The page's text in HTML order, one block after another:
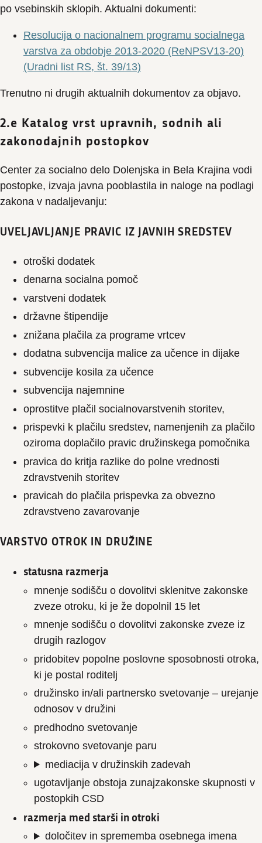
po vsebinskih sklopih. Aktualni dokumenti:
Resolucija o nacionalnem programu socialnega
varstva za obdobje 2013-2020 (ReNPSV13-20)
(Uradni list RS, št. 39/13)
Trenutno ni drugih aktualnih dokumentov za objavo.
2.e Katalog vrst upravnih, sodnih ali
zakonodajnih postopkov
Center za socialno delo Dolenjska in Bela Krajina vodi
postopke, izvaja javna pooblastila in naloge na podlagi
zakona v nadaljevanju:
UVELJAVLJANJE PRAVIC IZ JAVNIH SREDSTEV
otroški dodatek
denarna socialna pomoč
varstveni dodatek
državne štipendije
znižana plačila za programe vrtcev
dodatna subvencija malice za učence in dijake
subvencije kosila za učence
subvencija najemnine
oprostitve plačil socialnovarstvenih storitev,
prispevki k plačilu sredstev, namenjenih za plačilo
oziroma doplačilo pravic družinskega pomočnika
pravica do kritja razlike do polne vrednosti
zdravstvenih storitev
pravicah do plačila prispevka za obvezno
zdravstveno zavarovanje
VARSTVO OTROK IN DRUŽINE
statusna razmerja
mnenje sodišču o dovolitvi sklenitve zakonske
zveze otroku, ki je že dopolnil 15 let
mnenje sodišču o dovolitvi zakonske zveze iz
drugih razlogov
pridobitev popolne poslovne sposobnosti otroka,
ki je postal roditelj
družinsko in/ali partnersko svetovanje – urejanje
odnosov v družini
predhodno svetovanje
strokovno svetovanje paru
mediacija v družinskih zadevah
ugotavljanje obstoja zunajzakonske skupnosti v
postopkih CSD
razmerja med starši in otroki
določitev in sprememba osebnega imena